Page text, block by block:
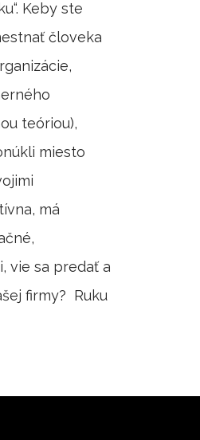
Keby ste
človeka
teóriou),
miesto
má
vie sa predať a
firmy? Ruku